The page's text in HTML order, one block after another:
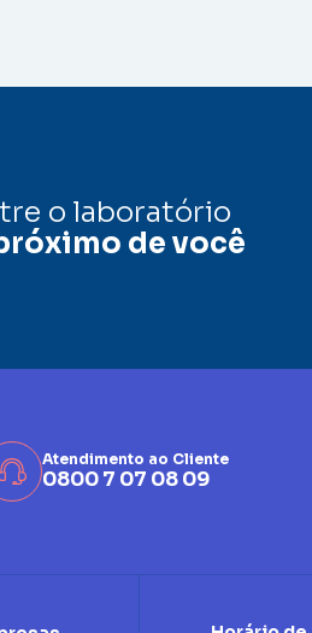
o laboratório
de você
Atendimento ao Cliente
0800 7 07 08 09